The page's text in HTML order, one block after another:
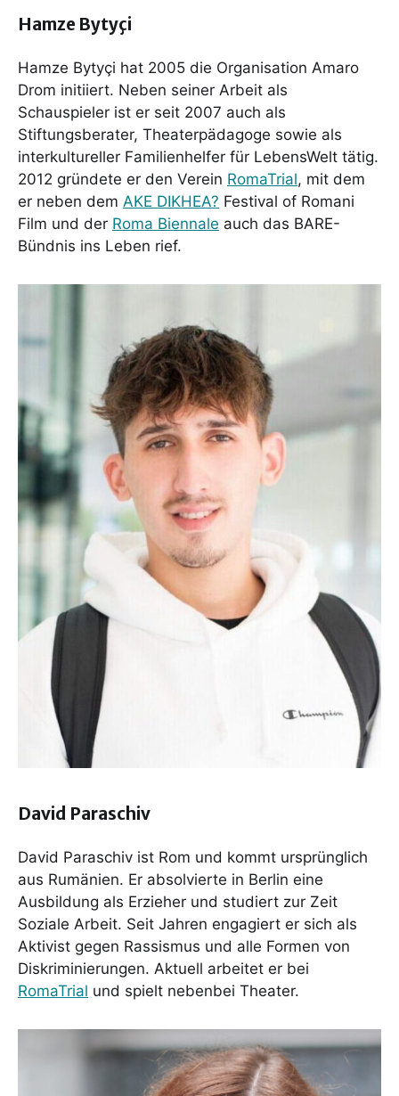
Hamze Bytyçi
Hamze Bytyçi hat 2005 die Organisation Amaro
Drom initiiert. Neben seiner Arbeit als
Schauspieler ist er seit 2007 auch als
Stiftungsberater, Theaterpädagoge sowie als
interkultureller Familienhelfer für LebensWelt tätig.
2012 gründete er den Verein RomaTrial, mit dem
er neben dem AKE DIKHEA? Festival of Romani
Film und der Roma Biennale auch das BARE-
Bündnis ins Leben rief.
David Paraschiv
David Paraschiv ist Rom und kommt ursprünglich
aus Rumänien. Er absolvierte in Berlin eine
Ausbildung als Erzieher und studiert zur Zeit
Soziale Arbeit. Seit Jahren engagiert er sich als
Aktivist gegen Rassismus und alle Formen von
Diskriminierungen. Aktuell arbeitet er bei
RomaTrial und spielt nebenbei Theater.